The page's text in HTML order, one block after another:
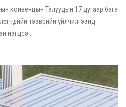
конвенцын Талуудын 17 дугаар бага
тээврийн үйлчилгээнд
нэгдсэ...